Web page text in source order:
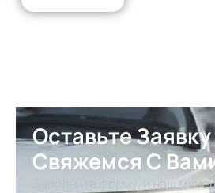
Оставьте
Свяжемся С
Заполните форму, и наш